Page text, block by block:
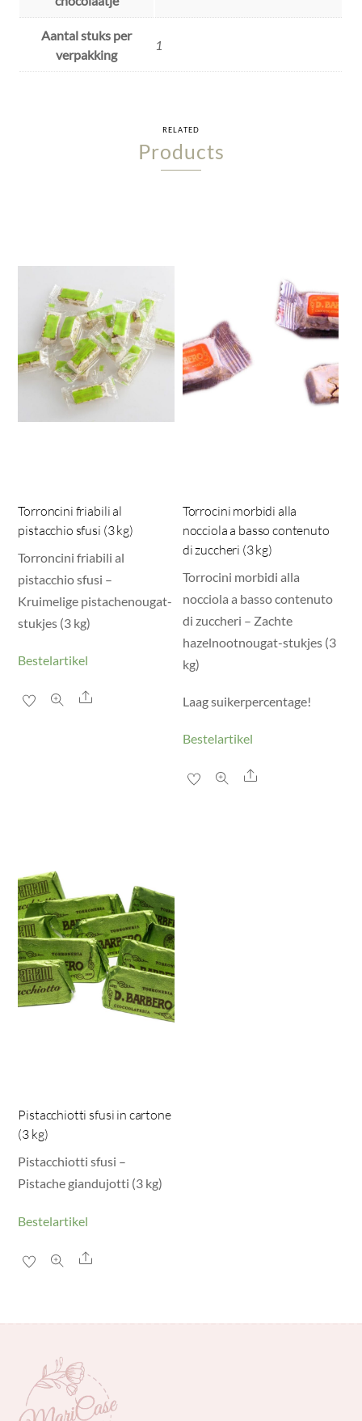
Aantal stuks per
verpakking
1
RELATED
Products
Torroncini friabili al
pistacchio sfusi (3 kg)
Torroncini friabili al
pistacchio sfusi –
Kruimelige pistachenougat-
stukjes (3 kg)
Bestelartikel
Share
Torrocini morbidi alla
nocciola a basso contenuto
di zuccheri (3 kg)
Torrocini morbidi alla
nocciola a basso contenuto
di zuccheri – Zachte
hazelnootnougat-stukjes (3
kg)
Laag suikerpercentage!
Bestelartikel
Share
Pistacchiotti sfusi in cartone
(3 kg)
Pistacchiotti sfusi –
Pistache giandujotti (3 kg)
Bestelartikel
Share